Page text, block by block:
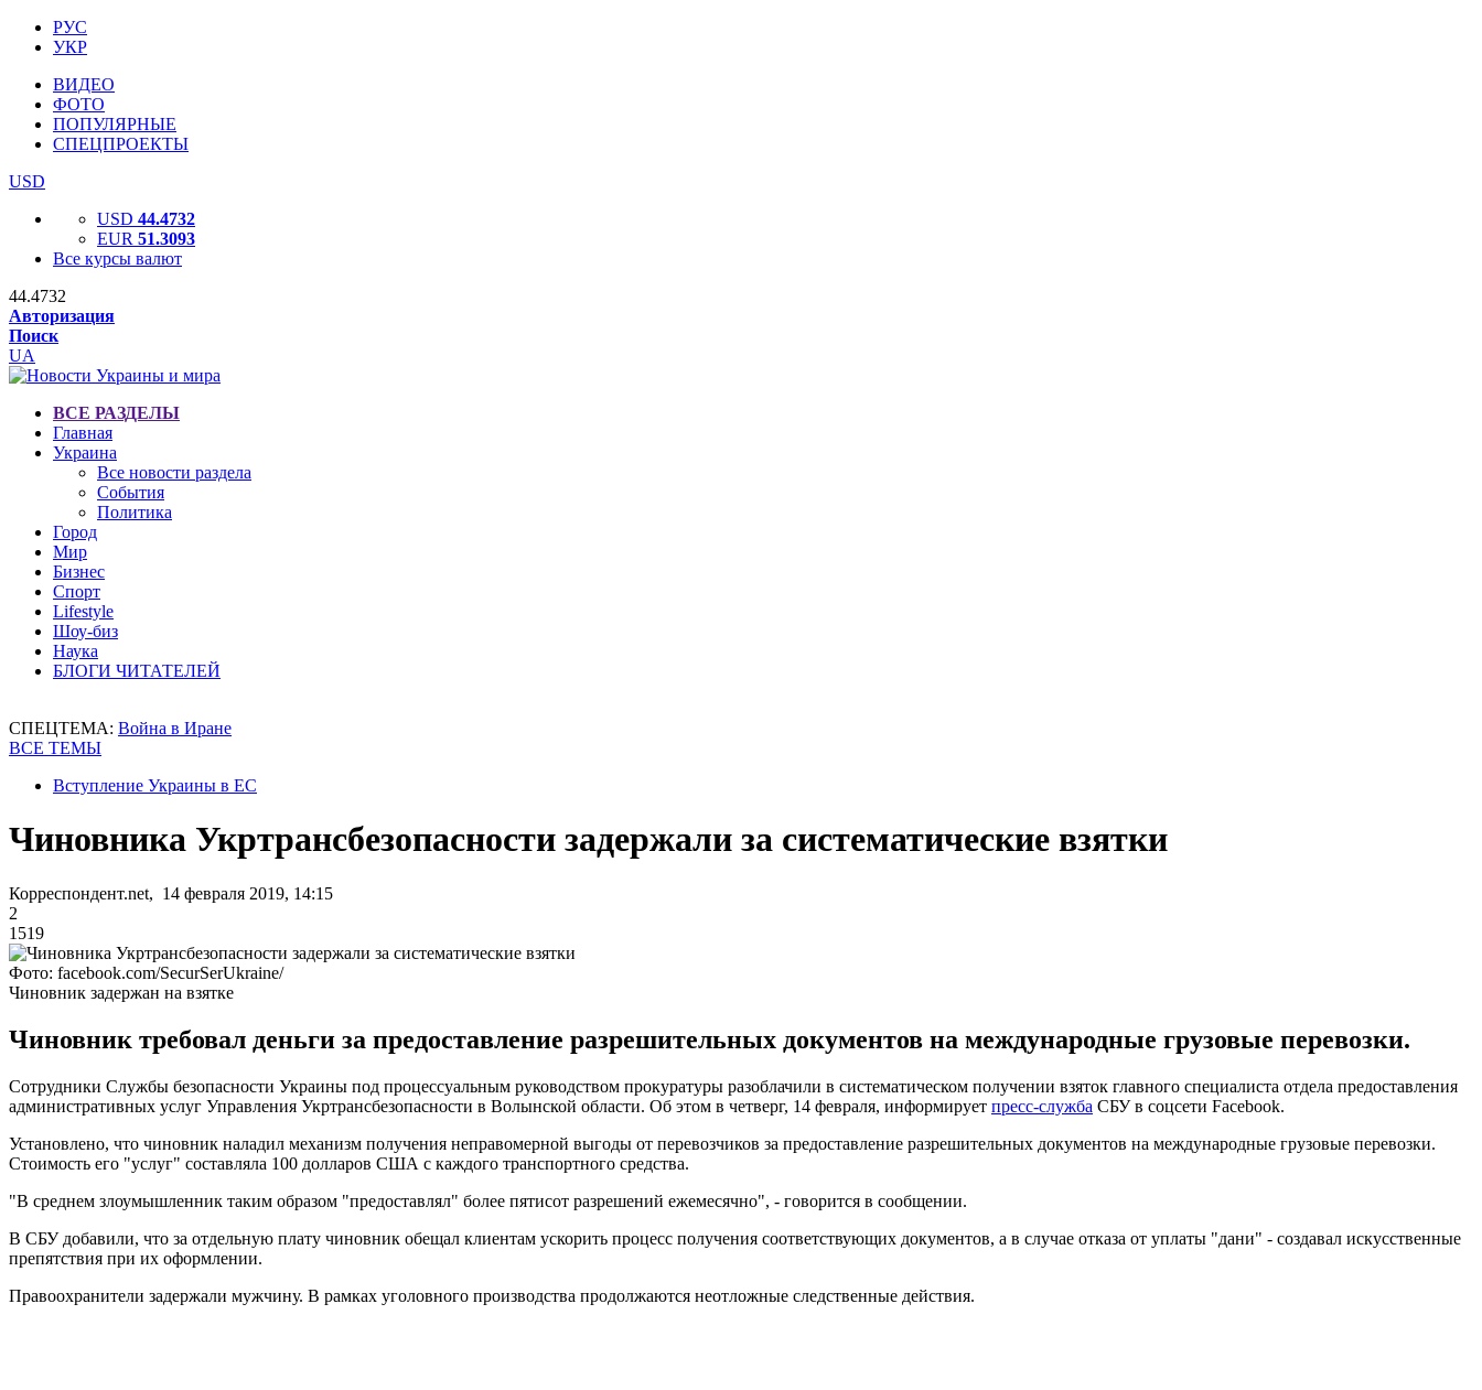
РУС
УКР
ВИДЕО
ФОТО
ПОПУЛЯРНЫЕ
СПЕЦПРОЕКТЫ
USD
USD 44.4732
EUR 51.3093
Все курсы валют
44.4732
Авторизация
Поиск
UA
ВСЕ РАЗДЕЛЫ
Главная
Украина
Все новости раздела
События
Политика
Город
Мир
Бизнес
Спорт
Lifestyle
Шоу-биз
Наука
БЛОГИ ЧИТАТЕЛЕЙ
СПЕЦТЕМА: Война в Иране
ВСЕ ТЕМЫ
Вступление Украины в ЕС
Чиновника Укртрансбезопасности задержали за систематические взятки
Корреспондент.net, 14 февраля 2019, 14:15
2
1519
Фото: facebook.com/SecurSerUkraine/
Чиновник задержан на взятке
Чиновник требовал деньги за предоставление разрешительных документов на международные грузовые перевозки.
Сотрудники Службы безопасности Украины под процессуальным руководством прокуратуры разоблачили в систематическом получении взяток главного специалиста отдела предоставления
административных услуг Управления Укртрансбезопасности в Волынской области. Об этом в четверг, 14 февраля, информирует пресс-служба СБУ в соцсети Facebook.
Установлено, что чиновник наладил механизм получения неправомерной выгоды от перевозчиков за предоставление разрешительных документов на международные грузовые перевозки.
Стоимость его "услуг" составляла 100 долларов США с каждого транспортного средства.
"В среднем злоумышленник таким образом "предоставлял" более пятисот разрешений ежемесячно", - говорится в сообщении.
В СБУ добавили, что за отдельную плату чиновник обещал клиентам ускорить процесс получения соответствующих документов, а в случае отказа от уплаты "дани" - создавал искусственные
препятствия при их оформлении.
Правоохранители задержали мужчину. В рамках уголовного производства продолжаются неотложные следственные действия.